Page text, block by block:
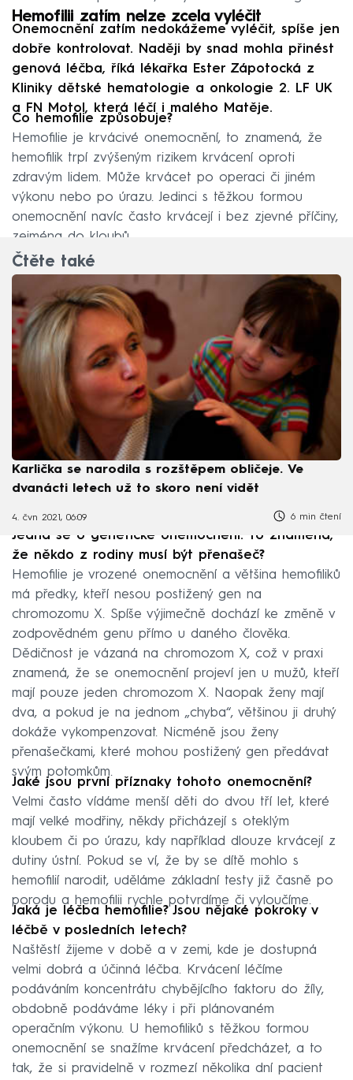
Hemofilii zatím nelze zcela vyléčit
Onemocnění zatím nedokážeme vyléčit, spíše jen
dobře kontrolovat. Naději by snad mohla přinést
genová léčba, říká lékařka Ester Zápotocká z
Kliniky dětské hematologie a onkologie 2. LF UK
a FN Motol, která léčí i malého Matěje.
Co hemofilie způsobuje?
Hemofilie je krvácivé onemocnění, to znamená, že
hemofilik trpí zvýšeným rizikem krvácení oproti
zdravým lidem. Může krvácet po operaci či jiném
výkonu nebo po úrazu. Jedinci s těžkou formou
onemocnění navíc často krvácejí i bez zjevné příčiny,
zejména do kloubů.
Čtěte také
Karlička se narodila s rozštěpem obličeje. Ve
dvanácti letech už to skoro není vidět
4. čvn 2021, 06:09 6 min čtení
Jedná se o genetické onemocnění. To znamená,
že někdo z rodiny musí být přenašeč?
Hemofilie je vrozené onemocnění a většina hemofiliků
má předky, kteří nesou postižený gen na
chromozomu X. Spíše výjimečně dochází ke změně v
zodpovědném genu přímo u daného člověka.
Dědičnost je vázaná na chromozom X, což v praxi
znamená, že se onemocnění projeví jen u mužů, kteří
mají pouze jeden chromozom X. Naopak ženy mají
dva, a pokud je na jednom „chyba“, většinou ji druhý
dokáže vykompenzovat. Nicméně jsou ženy
přenašečkami, které mohou postižený gen předávat
svým potomkům.
Jaké jsou první příznaky tohoto onemocnění?
Velmi často vídáme menší děti do dvou tří let, které
mají velké modřiny, někdy přicházejí s oteklým
kloubem či po úrazu, kdy například dlouze krvácejí z
dutiny ústní. Pokud se ví, že by se dítě mohlo s
hemofilií narodit, uděláme základní testy již časně po
porodu a hemofilii rychle potvrdíme či vyloučíme.
Jaká je léčba hemofilie? Jsou nějaké pokroky v
léčbě v posledních letech?
Naštěstí žijeme v době a v zemi, kde je dostupná
velmi dobrá a účinná léčba. Krvácení léčíme
podáváním koncentrátu chybějícího faktoru do žíly,
obdobně podáváme léky i při plánovaném
operačním výkonu. U hemofiliků s těžkou formou
onemocnění se snažíme krvácení předcházet, a to
tak, že si pravidelně v rozmezí několika dní pacient